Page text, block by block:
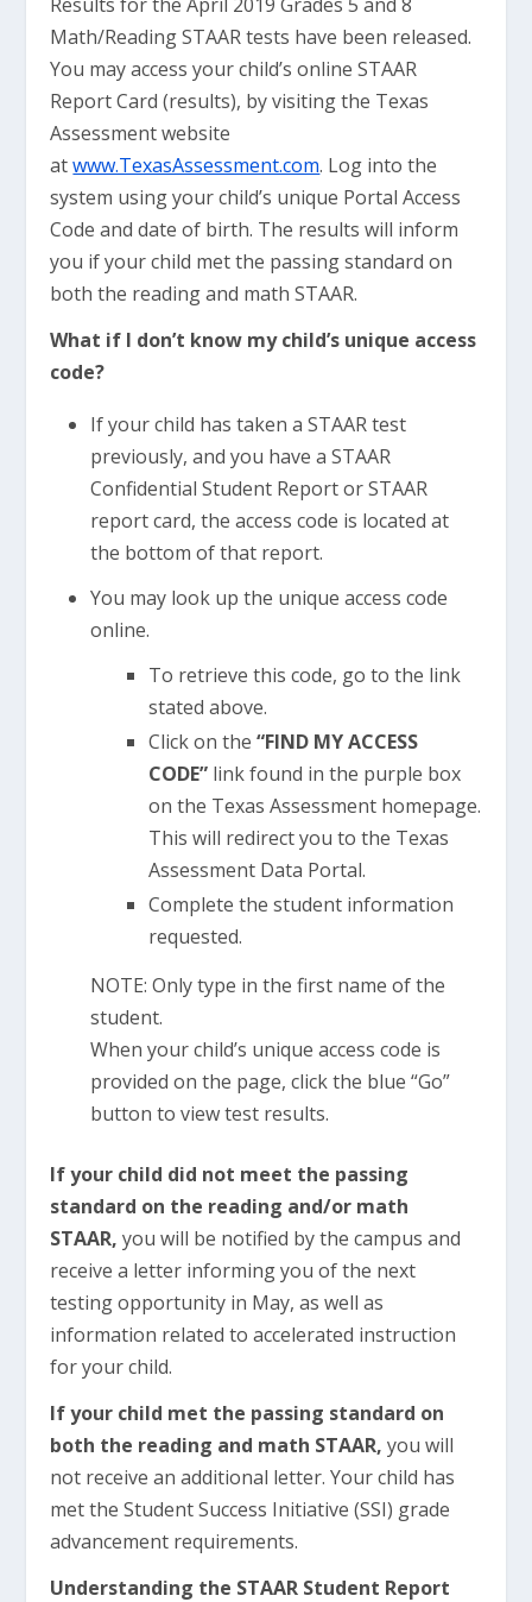
Math/Reading STAAR tests have been released.
You may access your child’s online STAAR
Report Card (results), by visiting the Texas
Assessment website
atwww.TexasAssessment.com. Log into the
system using your child’s unique Portal Access
Code and date of birth. The results will inform
you if your child met the passing standard on
both the reading and math STAAR.
What if I don’t know my child’s unique access
code?
If your child has taken a STAAR test
previously, and you have a STAAR
Confidential Student Report or STAAR
report card, the access code is located at
the bottom of that report.
You may look up the unique access code
online.
To retrieve this code, go to the link
stated above.
Click on the “FIND MY ACCESS
CODE”link found in the purple box
on the Texas Assessment homepage.
This will redirect you to the Texas
Assessment Data Portal.
Complete the student information
requested.
NOTE: Only type in the first name of the
student.
When your child’s unique access code is
provided on the page, click the blue “Go”
button to view test results.
If your child did not meet the passing
standard on the reading and/or math
STAAR, you will be notified by the campus and
receive a letter informing you of the next
testing opportunity in May, as well as
information related to accelerated instruction
for your child.
If your child met the passing standard on
both the reading and math STAAR, you will
not receive an additional letter. Your child has
met the Student Success Initiative (SSI) grade
advancement requirements.
Understanding the STAAR Student Report